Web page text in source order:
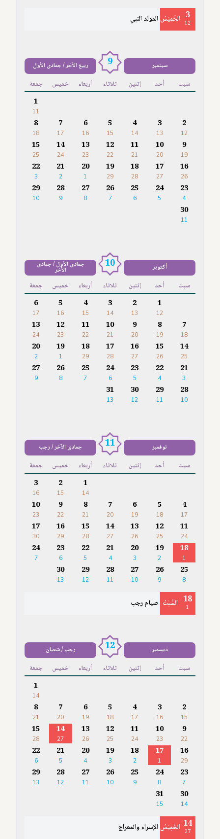
3
12 الخَمِيْسُ المولد النبي
سبتمبر 9 ربيع الآخر / جمادى الأول
سبت أحد إثنين ثلاثاء أربعاء خميس جمعة
1
11
2
12
3
13
4
14
5
15
6
16
7
17
8
18
9
19
10
20
11
21
12
22
13
23
14
24
15
25
16
26
17
27
18
28
19
29
20
1
21
2
22
3
23
4
24
5
25
6
26
7
27
8
28
9
29
10
30
11
أكتوبر 10 جمادى الأول / جمادى
الآخر
سبت أحد إثنين ثلاثاء أربعاء خميس جمعة
1
12
2
13
3
14
4
15
5
16
6
17
7
18
8
19
9
20
10
21
11
22
12
23
13
24
14
25
15
26
16
27
17
28
18
29
19
1
20
2
21
3
22
4
23
5
24
6
25
7
26
8
27
9
28
10
29
11
30
12
31
13
نوفمبر 11 جمادى الآخر / رجب
سبت أحد إثنين ثلاثاء أربعاء خميس جمعة
1
14
2
15
3
16
4
17
5
18
6
19
7
20
8
21
9
22
10
23
11
24
12
25
13
26
14
27
15
28
16
29
17
30
18
1
19
2
20
3
21
4
22
5
23
6
24
7
25
8
26
9
27
10
28
11
29
12
30
13
18
1 السَّبْتُ صيام رجب
ديسمبر 12 رجب / شعبان
سبت أحد إثنين ثلاثاء أربعاء خميس جمعة
1
14
2
15
3
16
4
17
5
18
6
19
7
20
8
21
9
22
10
23
11
24
12
25
13
26
14
27
15
28
16
29
17
1
18
2
19
3
20
4
21
5
22
6
23
7
24
8
25
9
26
10
27
11
28
12
29
13
30
14
31
15
14
27 الخَمِيْسُ الإسراء والمعراج